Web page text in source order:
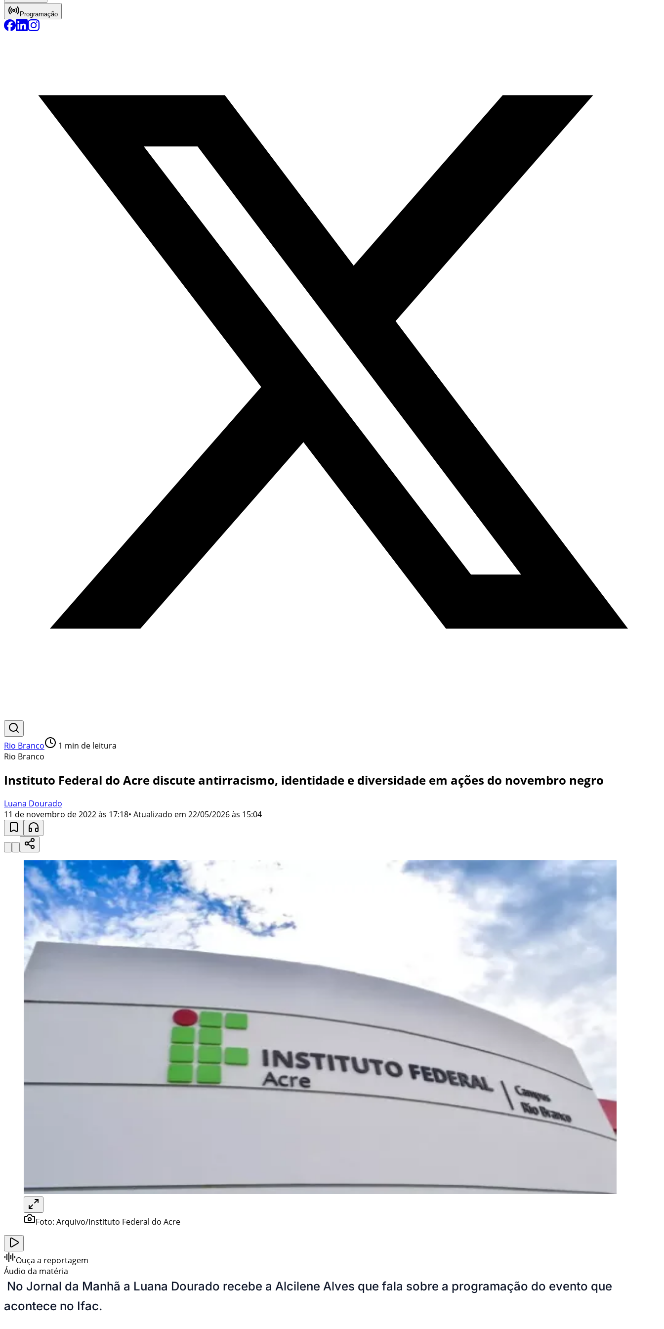
Programação
Rio Branco 1 min de leitura
Rio Branco
Instituto Federal do Acre discute antirracismo, identidade e diversidade em ações do novembro negro
Luana Dourado
11 de novembro de 2022 às 17:18• Atualizado em 22/05/2026 às 15:04
Foto: Arquivo/Instituto Federal do Acre
Ouça a reportagem
Áudio da matéria
No Jornal da Manhã a Luana Dourado recebe a Alcilene Alves que fala sobre a programação do evento que
acontece no Ifac.